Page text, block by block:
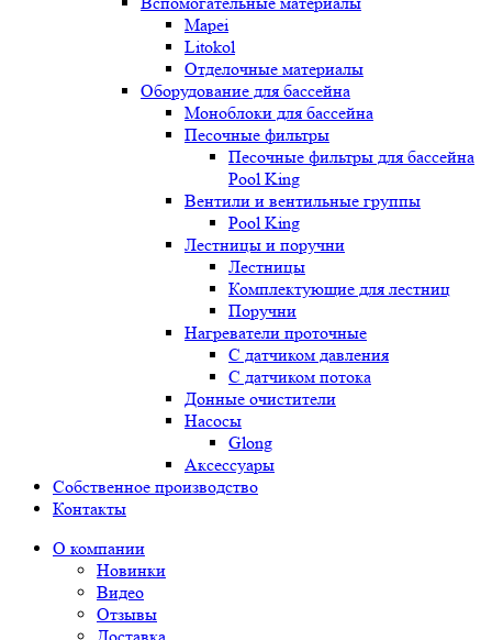
Mapei
Litokol
Отделочные материалы
Оборудование для бассейна
Моноблоки для бассейна
Песочные фильтры
Песочные фильтры для бассейна
Pool King
Вентили и вентильные группы
Pool King
Лестницы и поручни
Лестницы
Комплектующие для лестниц
Поручни
Нагреватели проточные
С датчиком давления
С датчиком потока
Донные очистители
Насосы
Glong
Аксессуары
Собственное производство
Контакты
О компании
Новинки
Видео
Отзывы